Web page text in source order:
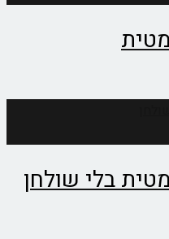
שולחן